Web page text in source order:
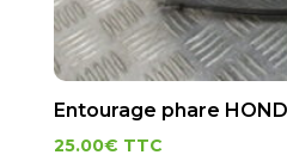
Entourage phare
25.00€ TTC